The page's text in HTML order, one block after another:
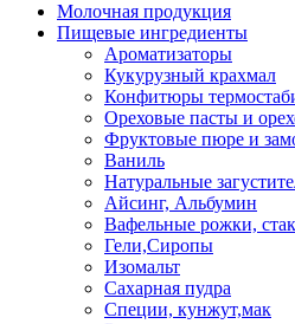
Молочная продукция
Пищевые ингредиенты
Ароматизаторы
Кукурузный крахмал
Конфитюры
Ореховые пасты и
Фруктовые пюре и
Ваниль
Натуральные
Айсинг, Альбумин
Вафельные рожки,
Гели,Сиропы
Изомальт
Сахарная пудра
Специи, кунжут,мак